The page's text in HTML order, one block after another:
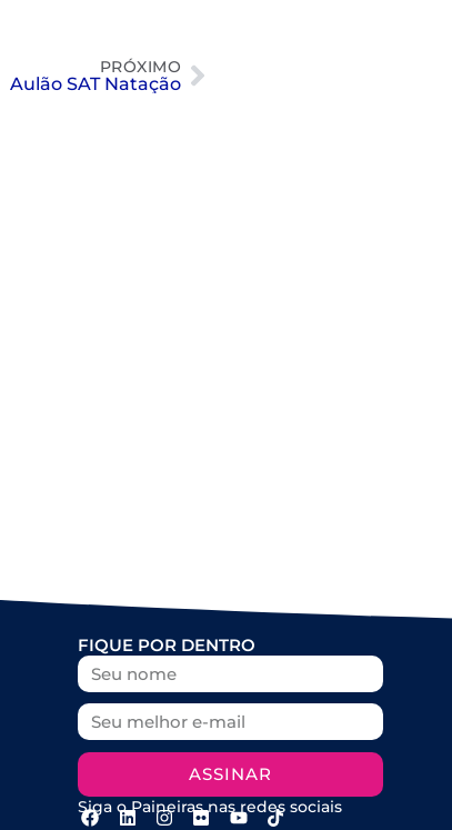
PRÓXIMO
Aulão SAT Natação
FIQUE POR DENTRO
ASSINAR
Siga o Paineiras nas redes sociais